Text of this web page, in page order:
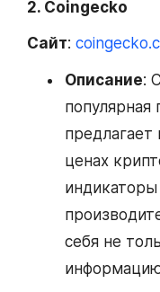
2. Coingecko
Сайт:
Описание:
популярная
ценах
себя не